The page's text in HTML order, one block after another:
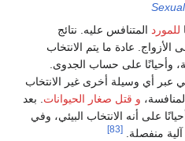
للمورد المتنافس عليه. نتائج
عادة ما يتم الانتخاب
وأحيانًا على حساب الجدوى.
عبر أي وسيلة أخرى غير الانتخاب
و قتل صغار الحيوانات. بعد
على أنه الانتخاب البيئي، وفي
آلية منفصلة. [83]